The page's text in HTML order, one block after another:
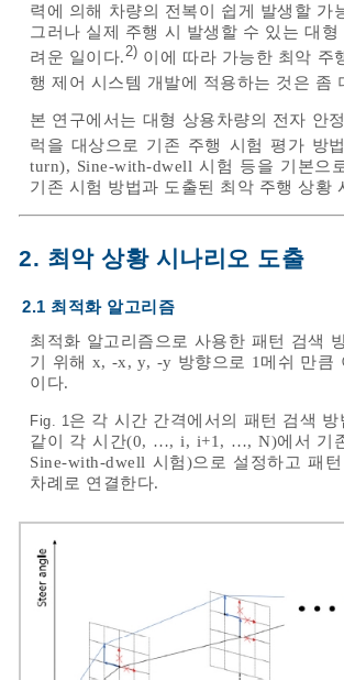
력에 의해 차량의 전복이 쉽게 발생할 가
그러나 실제 주행 시 발생할 수 있는 대
려운 일이다. 2) 이에 따라 가능한 최악 주
행 제어 시스템 개발에 적용하는 것은 좀
본 연구에서는 대형 상용차량의 전자 안
럭을 대상으로 기존 주행 시험 평가 방
turn), Sine-with-dwell 시험 등을 기본으
기존 시험 방법과 도출된 최악 주행 상황
2. 최악 상황 시나리오 도출
2.1 최적화 알고리즘
최적화 알고리즘으로 사용한 패턴 검색
기 위해 x, -x, y, -y 방향으로 1메쉬 만큼
이다.
Fig. 1 은 각 시간 간격에서의 패턴 검색
같이 각 시간(0, …, i, i+1, …, N)에서 기존
Sine-with-dwell 시험)으로 설정하고 패
차례로 연결한다.